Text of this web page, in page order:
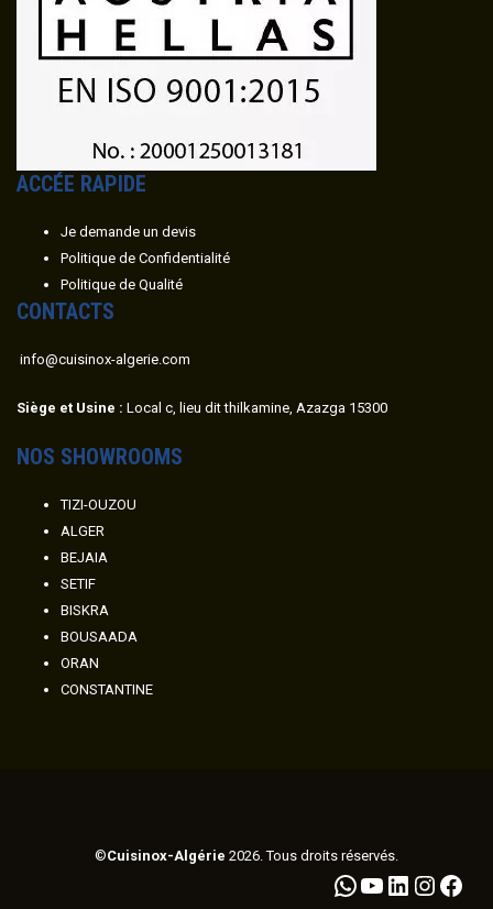
ACCÉE RAPIDE
Je demande un devis
Politique de Confidentialité
Politique de Qualité
CONTACTS
info@cuisinox-algerie.com
Siège et Usine : Local c, lieu dit thilkamine, Azazga 15300
NOS SHOWROOMS
TIZI-OUZOU
ALGER
BEJAIA
SETIF
BISKRA
BOUSAADA
ORAN
CONSTANTINE
©Cuisinox-Algérie 2026. Tous droits réservés.
WhatsApp YouTube LinkedIn InstagramFacebook